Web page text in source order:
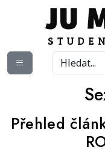
Přehled